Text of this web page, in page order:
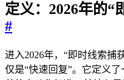
定义：2026年的“
#
进入2026年，“即时线索捕
仅是“快速回复”。它定义